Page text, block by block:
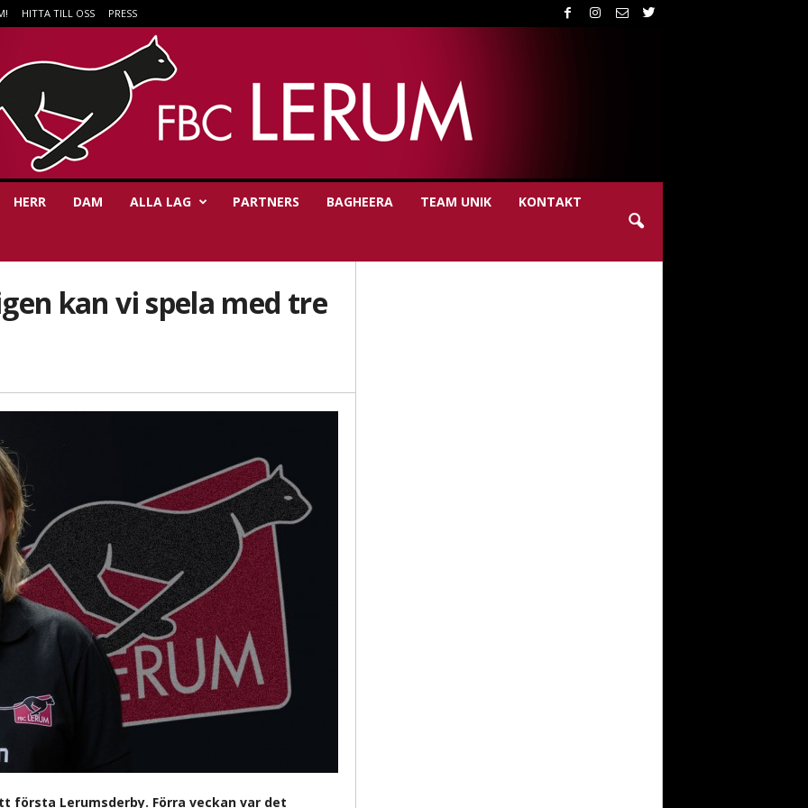
HITTA TILL OSS PRESS
HERR DAM ALLA LAG PARTNERS BAGHEERA TEAM UNIK KONTAKT
kan vi spela med tre
första Lerumsderby. Förra veckan var det